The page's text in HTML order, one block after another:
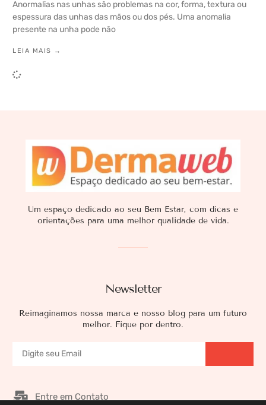
Anormalias nas unhas são problemas na cor, forma, textura ou
espessura das unhas das mãos ou dos pés. Uma anomalia
presente na unha pode não
LEIA MAIS →
Newsletter
Reimaginamos nossa marca e nosso blog para um futuro
melhor. Fique por dentro.
Um espaço dedicado ao seu Bem Estar, com dicas e
orientações para uma melhor qualidade de vida.
Entre em Contato